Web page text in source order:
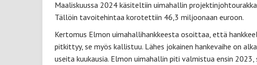
Maaliskuussa 2024 käsiteltiin uimahallin
Tällöin tavoitehintaa korotettiin 46,3 miljoonaan euroon.
Kertomus Elmon uimahallihankkeesta osoittaa, että
pitkittyy, se myös kallistuu. Lähes jokainen hankevaihe on
useita kuukausia. Elmon uimahallin piti valmistua ensin